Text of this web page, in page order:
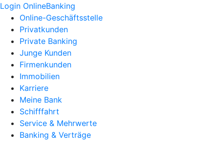
Login OnlineBanking
Online-Geschäftsstelle
Privatkunden
Private Banking
Junge Kunden
Firmenkunden
Immobilien
Karriere
Meine Bank
Schifffahrt
Service & Mehrwerte
Banking & Verträge